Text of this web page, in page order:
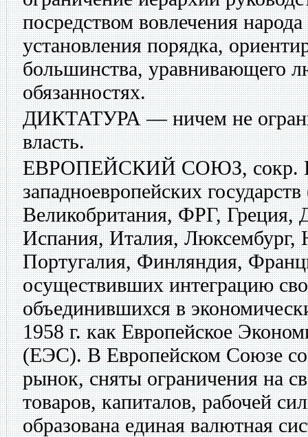
посредством вовлечения
установления порядка,
большинства, уравнивающего
обязанностях.
ДИКТАТУРА— ничем не
власть.
ЕВРОПЕЙСКИЙ СОЮЗ,
западноевропейских
Великобритания, ФРГ, Греция,
Испания, Италия, Люксембург,
Португалия, Финляндия,
осуществивших интеграцию
объединившихся в
1958 г. как Европейское
(ЕЭС). В Европейском Союзе
рынок, сняты ограничения на
товаров, капиталов, рабочей
образована единая валютная